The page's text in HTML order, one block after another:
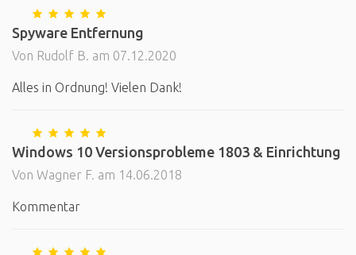
Spyware Entfernung
Von Rudolf B. am 07.12.2020
Alles in Ordnung! Vielen Dank!
Windows 10 Versionsprobleme 1803 & Einrichtung
Von Wagner F. am 14.06.2018
Kommentar